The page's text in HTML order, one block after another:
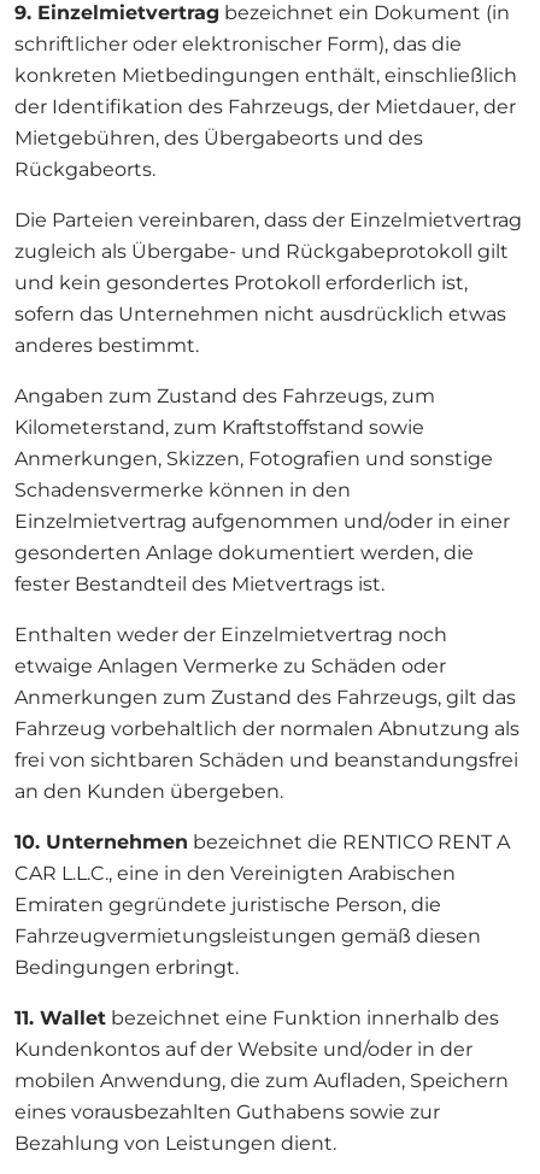
9. Einzelmietvertrag bezeichnet ein Dokument (in
schriftlicher oder elektronischer Form), das die
konkreten Mietbedingungen enthält, einschließlich
der Identifikation des Fahrzeugs, der Mietdauer, der
Mietgebühren, des Übergabeorts und des
Rückgabeorts.
Die Parteien vereinbaren, dass der Einzelmietvertrag
zugleich als Übergabe- und Rückgabeprotokoll gilt
und kein gesondertes Protokoll erforderlich ist,
sofern das Unternehmen nicht ausdrücklich etwas
anderes bestimmt.
Angaben zum Zustand des Fahrzeugs, zum
Kilometerstand, zum Kraftstoffstand sowie
Anmerkungen, Skizzen, Fotografien und sonstige
Schadensvermerke können in den
Einzelmietvertrag aufgenommen und/oder in einer
gesonderten Anlage dokumentiert werden, die
fester Bestandteil des Mietvertrags ist.
Enthalten weder der Einzelmietvertrag noch
etwaige Anlagen Vermerke zu Schäden oder
Anmerkungen zum Zustand des Fahrzeugs, gilt das
Fahrzeug vorbehaltlich der normalen Abnutzung als
frei von sichtbaren Schäden und beanstandungsfrei
an den Kunden übergeben.
10. Unternehmen bezeichnet die RENTICO RENT A
CAR L.L.C., eine in den Vereinigten Arabischen
Emiraten gegründete juristische Person, die
Fahrzeugvermietungsleistungen gemäß diesen
Bedingungen erbringt.
11. Wallet bezeichnet eine Funktion innerhalb des
Kundenkontos auf der Website und/oder in der
mobilen Anwendung, die zum Aufladen, Speichern
eines vorausbezahlten Guthabens sowie zur
Bezahlung von Leistungen dient.